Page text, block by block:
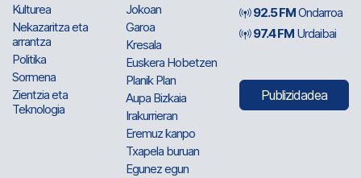
Kulturea
Nekazaritza eta
arrantza
Politika
Sormena
Zientzia eta
Teknologia
Jokoan
Garoa
Kresala
Euskera Hobetzen
Planik Plan
Aupa Bizkaia
Irakurrieran
Eremuz kanpo
Txapela buruan
Egunez egun
92.5 FMOndarroa
97.4 FM Urdaibai
Publizidadea